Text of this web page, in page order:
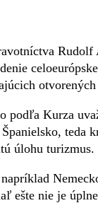
Rudolf
podľa Kurza
teda
úlohu turizmus.
ešte nie je